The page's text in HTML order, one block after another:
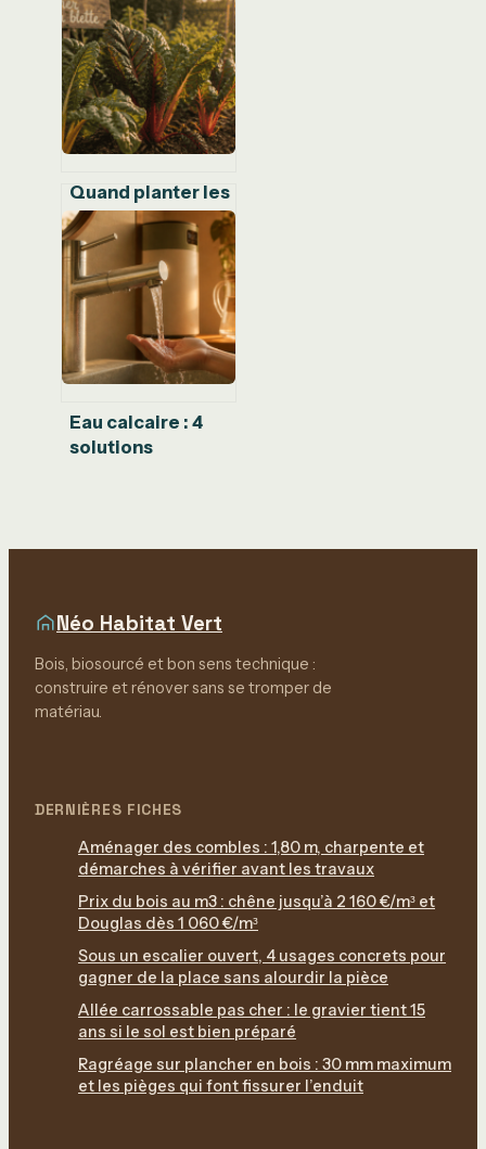
de crédit d’impôt
et les étapes clés
pour optimiser
votre fiscalité
Quand planter les
blettes en pleine
terre : le guide
pour une récolte
abondante
Eau calcaire : 4
solutions
maison
Néo Habitat Vert
Bois, biosourcé et bon sens technique :
construire et rénover sans se tromper de
matériau.
DERNIÈRES FICHES
Aménager des combles : 1,80 m, charpente et
démarches à vérifier avant les travaux
Prix du bois au m3 : chêne jusqu’à 2 160 €/m³ et
Douglas dès 1 060 €/m³
Sous un escalier ouvert, 4 usages concrets pour
gagner de la place sans alourdir la pièce
Allée carrossable pas cher : le gravier tient 15
ans si le sol est bien préparé
Ragréage sur plancher en bois : 30 mm maximum
et les pièges qui font fissurer l’enduit